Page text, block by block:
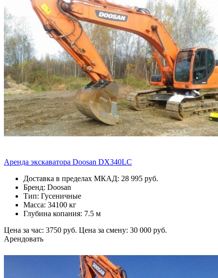
Аренда экскаватора Doosan DX340LC
Доставка в пределах МКАД: 28 995 руб.
Бренд: Doosan
Тип: Гусеничные
Масса: 34100 кг
Глубина копания: 7.5 м
Цена за час: 3750 руб. Цена за смену: 30 000 руб.
Арендовать